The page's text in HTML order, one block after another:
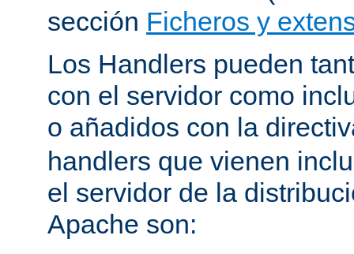
sección Ficheros y
Los Handlers pueden
con el servidor como
o añadidos con la
handlers que vienen
el servidor de la
Apache son: